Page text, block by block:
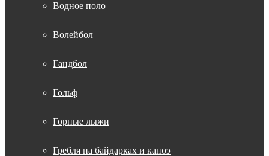
Водное поло
Волейбол
Гандбол
Гольф
Горные лыжи
Гребля на байдарках и каноэ